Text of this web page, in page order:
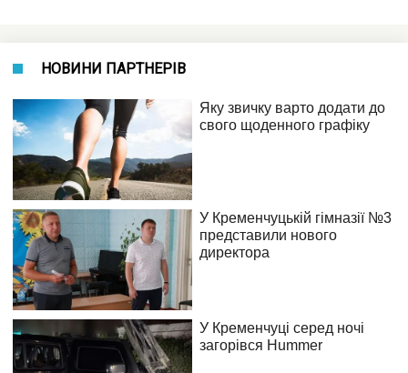
НОВИНИ ПАРТНЕРІВ